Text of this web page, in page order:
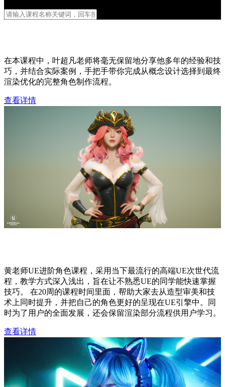
在本课程中，叶超凡老师将毫无保留地分享他多年的经验和技
巧，并结合实际案例，手把手带你完成从概念设计选择到最终
渲染优化的完整角色制作流程。
查看详情
黄老师UE进阶角色课程，采用当下最流行的高端UE次世代流
程，教学方式深入浅出，旨在让不熟悉UE的同学能快速掌握
技巧。 在20周的课程时间里面，帮助大家去从造型审美和技
术上同时提升，并把自己的角色更好的呈现在UE引擎中。同
时为了用户的全面发展，还会保留渲染部分流程供用户学习。
查看详情